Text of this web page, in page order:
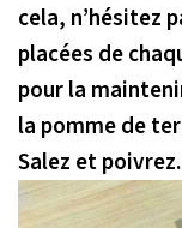
cela, n’hésitez
placées de
pour la
la pomme de
Salez et poivrez.